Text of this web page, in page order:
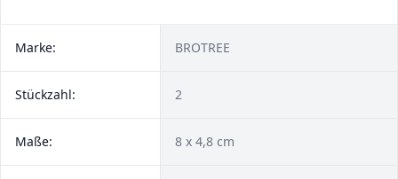
Marke: BROTREE
Stückzahl: 2
Maße: 8 x 4,8 cm